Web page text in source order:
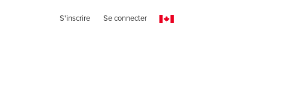
S'inscrire Se connecter